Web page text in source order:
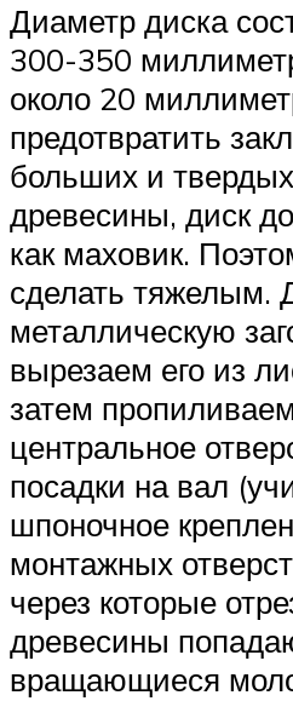
Диаметр диска
300-350
около 20
предотвратить
больших и твердых
древесины, диск
как маховик.
сделать тяжелым.
металлическую
вырезаем его из
затем
центральное
посадки на вал
шпоночное
монтажных
через которые
древесины
вращающиеся